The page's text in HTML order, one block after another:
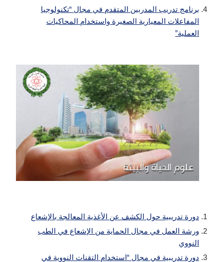
برنامج تدريب المدربين المتقدم في مجال “تكنولوجيا
المفاعلات المعيارية الصغيرة واستخدام المحاكيات
العملية”
دورة تدريبية حول الكشف عن الأغذية المعالجة بالإشعاع
ورشة العمل في مجال الحماية من الإشعاع في الطب
النووي
دورة تدريبية في مجال “استخدام التقنات النووية في